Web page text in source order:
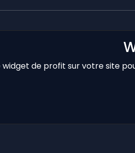
widget de profit sur votre site